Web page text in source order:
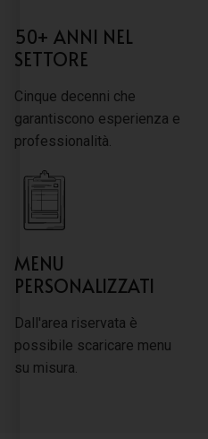
50+ ANNI NEL
SETTORE
Cinque decenni che
garantiscono esperienza e
professionalità.
MENU
PERSONALIZZATI
Dall'area riservata è
possibile scaricare menu
su misura.